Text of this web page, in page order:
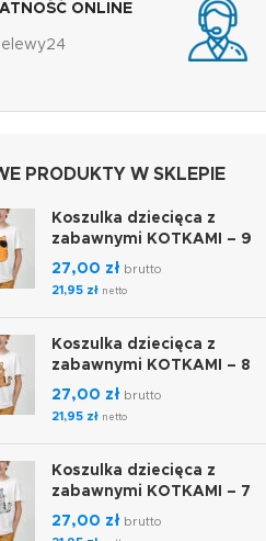
ONLINE
PRODUKTY W SKLEPIE
Koszulka dziecięca z
zabawnymi KOTKAMI – 9
27,00 zł brutto
21,95 zł netto
Koszulka dziecięca z
zabawnymi KOTKAMI – 8
27,00 zł brutto
21,95 zł netto
Koszulka dziecięca z
zabawnymi KOTKAMI – 7
27,00 zł brutto